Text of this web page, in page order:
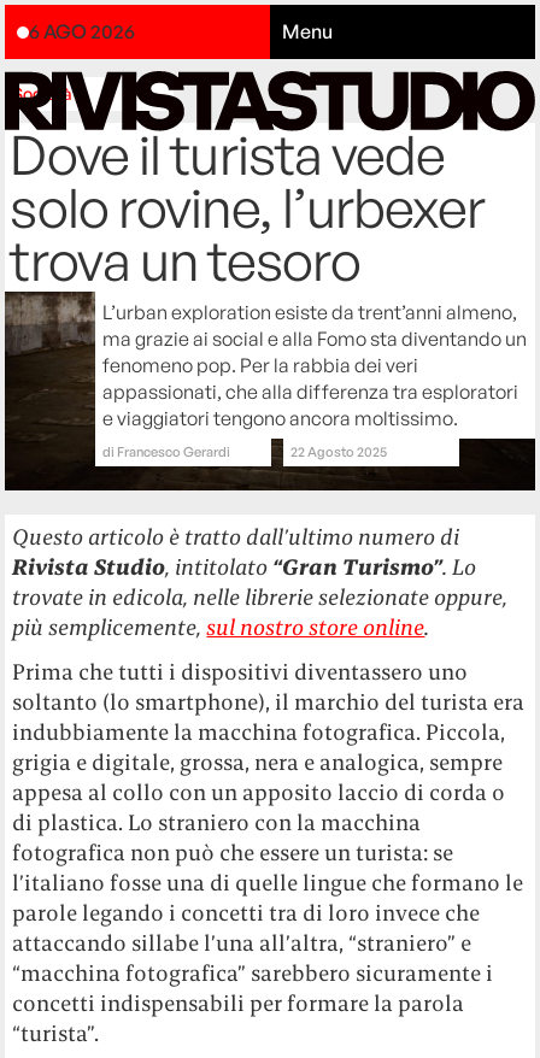
6 AGO 2026 Menu
Società
Dove il turista vede
solo rovine, l’urbexer
trova un tesoro
L’urban exploration esiste da trent’anni almeno,
ma grazie ai social e alla Fomo sta diventando un
fenomeno pop. Per la rabbia dei veri
appassionati, che alla differenza tra esploratori
e viaggiatori tengono ancora moltissimo.
di Francesco Gerardi 22 Agosto 2025
Questo articolo è tratto dall’ultimo numero di
Rivista Studio, intitolato “Gran Turismo”. Lo
trovate in edicola, nelle librerie selezionate oppure,
più semplicemente,sul nostro store online.
Prima che tutti i dispositivi diventassero uno
soltanto (lo smartphone), il marchio del turista era
indubbiamente la macchina fotografica. Piccola,
grigia e digitale, grossa, nera e analogica, sempre
appesa al collo con un apposito laccio di corda o
di plastica. Lo straniero con la macchina
fotografica non può che essere un turista: se
l’italiano fosse una di quelle lingue che formano le
parole legando i concetti tra di loro invece che
attaccando sillabe l’una all’altra, “straniero” e
“macchina fotografica” sarebbero sicuramente i
concetti indispensabili per formare la parola
“turista”.